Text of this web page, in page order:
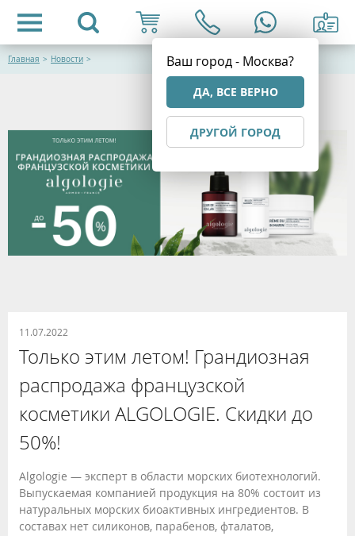
Ваш город - Москва?
ДА, ВСЕ ВЕРНО
ДРУГОЙ ГОРОД
Главная > Новости >
11.07.2022
Только этим летом! Грандиозная
распродажа французской
косметики ALGOLOGIE. Скидки до
50%!
Algologie — эксперт в области морских биотехнологий.
Выпускаемая компанией продукция на 80% состоит из
натуральных морских биоактивных ингредиентов. В
составах нет силиконов, парабенов, фталатов,